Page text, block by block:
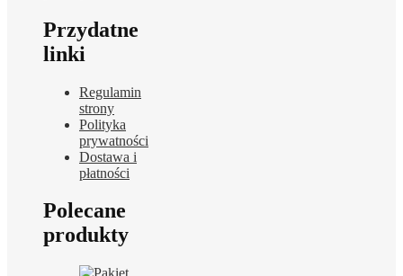
Przydatne
linki
Regulamin
strony
Polityka
prywatności
Dostawa i
płatności
Polecane
produkty